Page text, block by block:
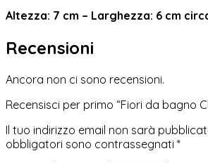
Altezza: 7 cm – Larghezza: 6 cm
Recensioni
Ancora non ci sono recensioni.
Recensisci per primo “Fiori da bagno
Il tuo indirizzo email non sarà
obbligatori sono contrassegnati *